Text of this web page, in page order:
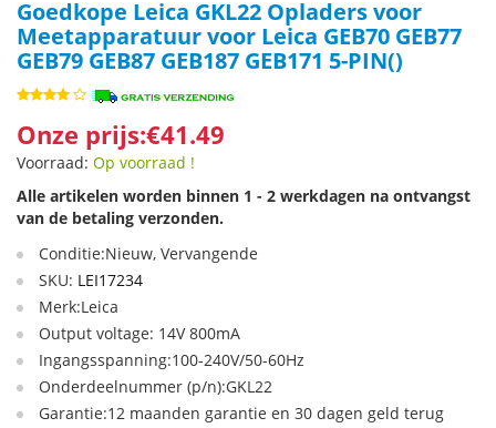
Goedkope Leica GKL22 Opladers voor
Meetapparatuur voor Leica GEB70 GEB77
GEB79 GEB87 GEB187 GEB171 5-PIN()
Onze prijs:€41.49
Voorraad: Op voorraad !
Alle artikelen worden binnen 1 - 2 werkdagen na ontvangst
van de betaling verzonden.
Conditie:Nieuw, Vervangende
SKU: LEI17234
Merk:Leica
Output voltage: 14V 800mA
Ingangsspanning:100-240V/50-60Hz
Onderdeelnummer (p/n):GKL22
Garantie:12 maanden garantie en 30 dagen geld terug